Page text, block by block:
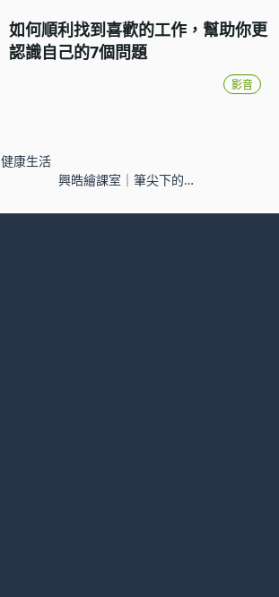
如何順利找到喜歡的工作，幫助你更
認識自己的7個問題
影音
健康生活
興皓繪課室｜筆尖下的
彩啟蒙課